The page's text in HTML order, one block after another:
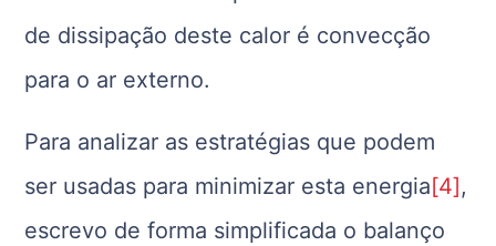
de dissipação deste calor é convecção
para o ar externo.
Para analizar as estratégias que podem
ser usadas para minimizar esta energia[4],
escrevo de forma simplificada o balanço